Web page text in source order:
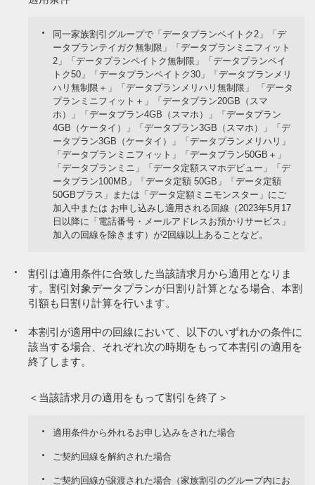
同一家族割引グループで「データプランペイトク2」「デ
ータプランテイガク無制限」「データプランミニフィット
2」「データプランペイトク無制限」「データプランペイ
トク50」「データプランペイトク30」「データプランメリ
ハリ無制限＋」「データプランメリハリ無制限」 「データ
プランミニフィット＋」「データプラン20GB（スマ
ホ）」「データプラン4GB（スマホ）」「データプラン
4GB（ケータイ）」「データプラン3GB（スマホ）」「デ
ータプラン3GB（ケータイ）」「データプランメリハリ」
「データプランミニフィット」「データプラン50GB＋」
「データプランミニ」「データ定額スマホデビュー」「デ
ータプラン100MB」「データ定額 50GB」「データ定額
50GBプラス」または「データ定額ミニモンスター」にご
加入中または お申し込みし適用される回線（2023年5月17
日以降に「電話番号・メールアドレスお預かりサービス」
加入の回線を除きます）が2回線以上あることなど。
割引は適用条件に合致した当該請求月から適用となりま
す。割引対象データプランが日割り計算となる場合、本割
引額も日割り計算を行います。
本割引が適用中の回線において、以下のいずれかの条件に
該当する場合、それぞれ次の時期をもって本割引の適用を
終了します。
＜当該請求月の適用をもって割引を終了＞
適用条件から外れるお申し込みをされた場合
ご契約回線を解約された場合
ご契約回線が譲渡された場合（家族割引のグループ内にお